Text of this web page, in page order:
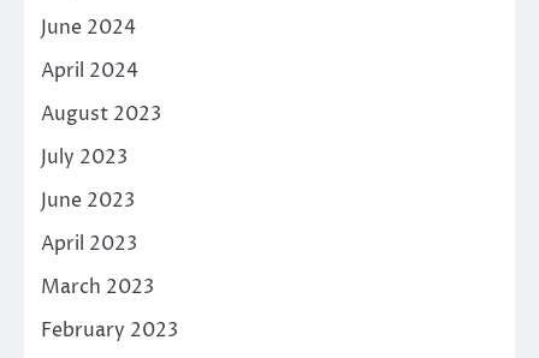
June 2024
April 2024
August 2023
July 2023
June 2023
April 2023
March 2023
February 2023